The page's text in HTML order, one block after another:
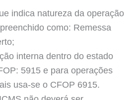
indica natureza da operação
como: Remessa
interna dentro do estado
5915 e para operações
usa-se o CFOP 6915.